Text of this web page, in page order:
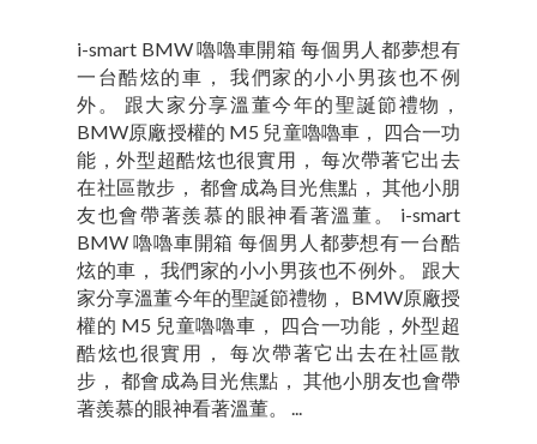
i-smart BMW 嚕嚕車開箱 每個男人都夢想有
一台酷炫的車， 我們家的小小男孩也不例
外。 跟大家分享溫董今年的聖誕節禮物，
BMW原廠授權的 M5 兒童嚕嚕車， 四合一功
能，外型超酷炫也很實用， 每次帶著它出去
在社區散步， 都會成為目光焦點， 其他小朋
友也會帶著羨慕的眼神看著溫董。 i-smart
BMW 嚕嚕車開箱 每個男人都夢想有一台酷
炫的車， 我們家的小小男孩也不例外。 跟大
家分享溫董今年的聖誕節禮物， BMW原廠授
權的 M5 兒童嚕嚕車， 四合一功能，外型超
酷炫也很實用， 每次帶著它出去在社區散
步， 都會成為目光焦點， 其他小朋友也會帶
著羨慕的眼神看著溫董。 ...